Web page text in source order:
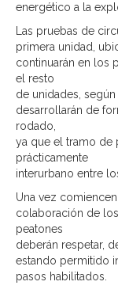
energético a la
Las pruebas de
primera unidad,
continuarán en los
el resto
de unidades,
desarrollarán de
rodado,
ya que el tramo de
prácticamente
interurbano entre
Una vez
colaboración de
peatones
deberán respetar,
estando permitido
pasos habilitados.